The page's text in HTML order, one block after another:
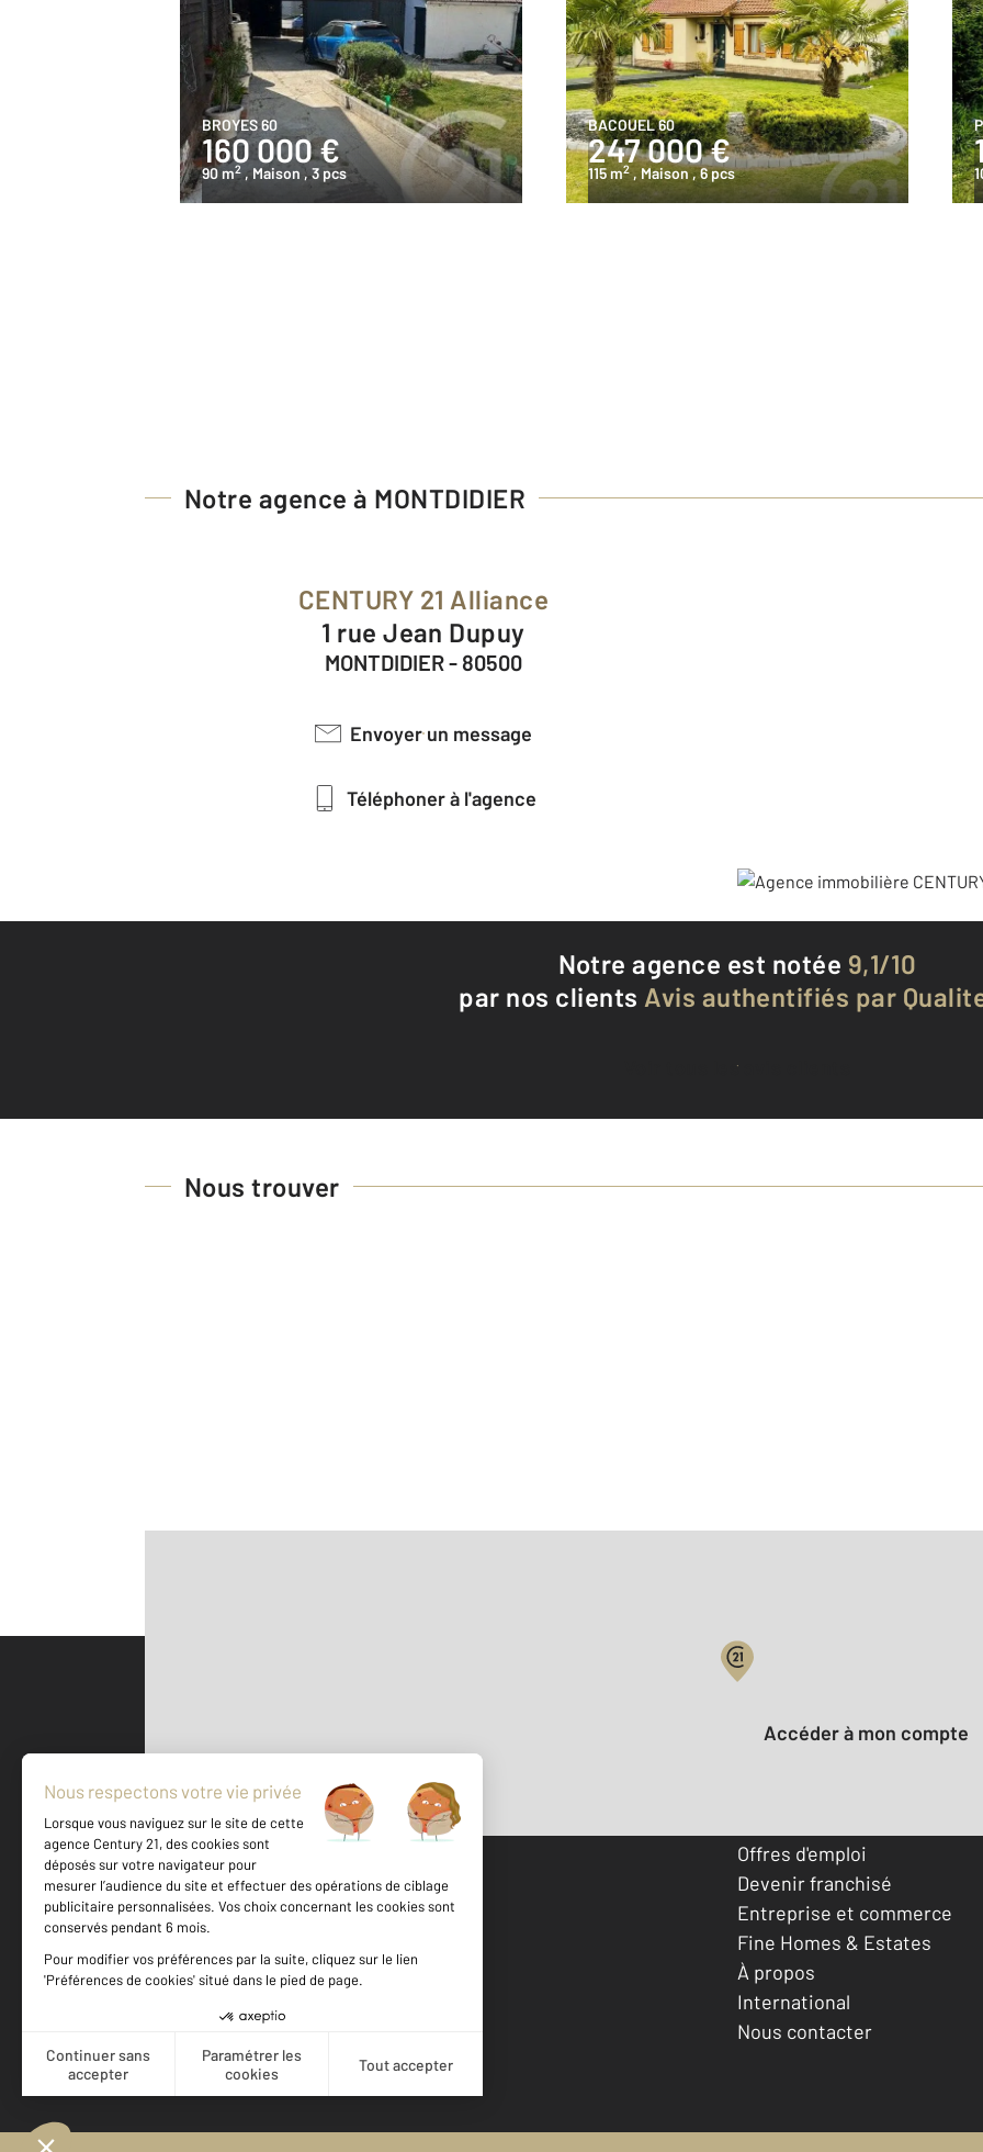
BROYES 60
160 000 €
90 m2 , Maison , 3 pcs
BACOUEL 60
247 000 €
115 m2 , Maison, 6 pcs
Notre agence à MONTDIDIER
CENTURY 21 Alliance
1 rue Jean Dupuy
MONTDIDIER - 80500
Envoyer un message
Téléphoner à l'agence
Notre agence est notée 9,1/10
par nos clients Avis authentifiés par
Voir tous les avis clients
Nous trouver
500 m ©Mappy
Votre compte :
Accéder à mon compte
Votre agence est notée
Achat
Location
Offres d'emploi
Devenir franchisé
Entreprise et commerce
Fine Homes & Estates
À propos
International
Nous contacter